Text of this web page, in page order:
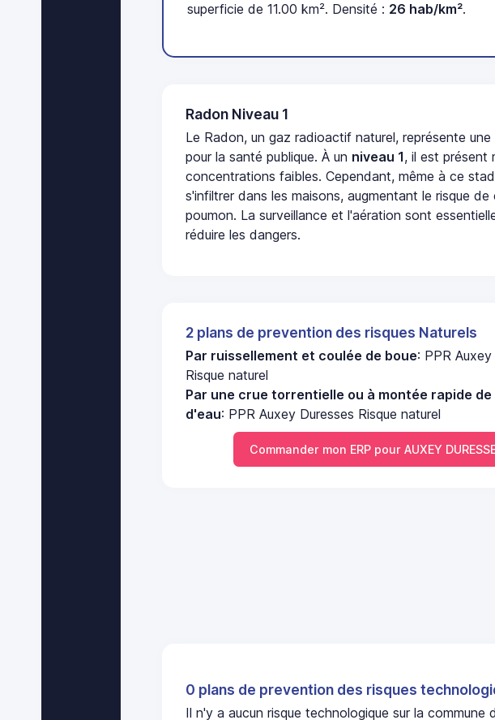
superficie de 11.00 km². Densité : 26 hab/km².
Radon Niveau 1
Le Radon, un gaz radioactif naturel, représente une
pour la santé publique. À un niveau 1, il est présent
concentrations faibles. Cependant, même à ce
s'infiltrer dans les maisons, augmentant le risque de
poumon. La surveillance et l'aération sont
réduire les dangers.
2 plans de prevention des risques Naturels
Par ruissellement et coulée de boue: PPR
Risque naturel
Par une crue torrentielle ou à montée rapide
d'eau: PPR Auxey Duresses Risque naturel
Commander mon ERP pour AUXEY
0 plans de prevention des risques
Il n'y a aucun risque technologique sur la commune